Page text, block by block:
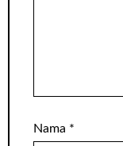
Nama *